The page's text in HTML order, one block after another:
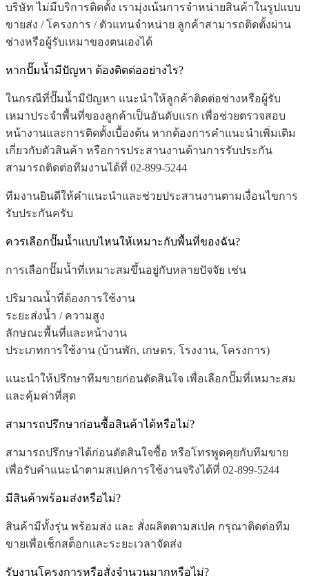
บริษัท ไม่มีบริการติดตั้ง เรามุ่งเน้นการจำหน่ายสินค้าในรูปแบบ
ขายส่ง / โครงการ / ตัวแทนจำหน่าย ลูกค้าสามารถติดตั้งผ่าน
ช่างหรือผู้รับเหมาของตนเองได้
หากปั๊มน้ำมีปัญหา ต้องติดต่ออย่างไร?
ในกรณีที่ปั๊มน้ำมีปัญหา แนะนำให้ลูกค้าติดต่อช่างหรือผู้รับ
เหมาประจำพื้นที่ของลูกค้าเป็นอันดับแรก เพื่อช่วยตรวจสอบ
หน้างานและการติดตั้งเบื้องต้น หากต้องการคำแนะนำเพิ่มเติม
เกี่ยวกับตัวสินค้า หรือการประสานงานด้านการรับประกัน
สามารถติดต่อทีมงานได้ที่ 02-899-5244
ทีมงานยินดีให้คำแนะนำและช่วยประสานงานตามเงื่อนไขการ
รับประกันครับ
ควรเลือกปั๊มน้ำแบบไหนให้เหมาะกับพื้นที่ของฉัน?
การเลือกปั๊มน้ำที่เหมาะสมขึ้นอยู่กับหลายปัจจัย เช่น
ปริมาณน้ำที่ต้องการใช้งาน
ระยะส่งน้ำ / ความสูง
ลักษณะพื้นที่และหน้างาน
ประเภทการใช้งาน (บ้านพัก, เกษตร, โรงงาน, โครงการ)
แนะนำให้ปรึกษาทีมขายก่อนตัดสินใจ เพื่อเลือกปั๊มที่เหมาะสม
และคุ้มค่าที่สุด
สามารถปรึกษาก่อนซื้อสินค้าได้หรือไม่?
สามารถปรึกษาได้ก่อนตัดสินใจซื้อ หรือโทรพูดคุยกับทีมขาย
เพื่อรับคำแนะนำตามสเปคการใช้งานจริงได้ที่ 02-899-5244
มีสินค้าพร้อมส่งหรือไม่?
สินค้ามีทั้งรุ่น พร้อมส่ง และ สั่งผลิตตามสเปค กรุณาติดต่อทีม
ขายเพื่อเช็กสต็อกและระยะเวลาจัดส่ง
รับงานโครงการหรือสั่งจำนวนมากหรือไม่?